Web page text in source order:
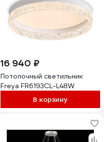
16 940 ₽
Потолочный светильник
Freya FR6193CL-L48W
В корзину